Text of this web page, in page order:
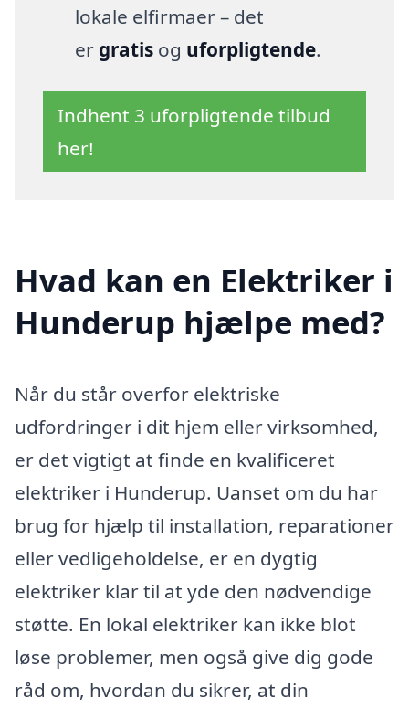
lokale elfirmaer – det
er gratisog uforpligtende.
Indhent 3 uforpligtende tilbud
her!
Hvad kan en Elektriker i
Hunderup hjælpe med?
Når du står overfor elektriske
udfordringer i dit hjem eller virksomhed,
er det vigtigt at finde en kvalificeret
elektriker i Hunderup. Uanset om du har
brug for hjælp til installation, reparationer
eller vedligeholdelse, er en dygtig
elektriker klar til at yde den nødvendige
støtte. En lokal elektriker kan ikke blot
løse problemer, men også give dig gode
råd om, hvordan du sikrer, at din